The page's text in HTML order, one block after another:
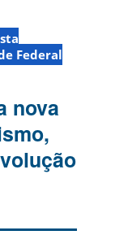
Federal
nova